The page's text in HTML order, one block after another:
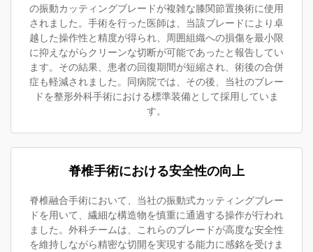
の振動カッティングブレードが複雑な膝関節置換術に使用
されました。手術を行った医師は、当該ブレードにより卓
越した操作性と精度が得られ、周囲組織への損傷を最小限
に抑えながらクリーンな切断が可能であったと報告してい
ます。その結果、患者の回復期間が短縮され、術後の合併
症も軽減されました。同病院では、その後、当社のブレー
ドを整形外科手術における標準装備として採用していま
す。
脊椎手術における安全性の向上
脊椎融合手術において、当社の振動式カッティングブレー
ドを用いて、繊細な構造物を慎重に通過する操作が行われ
ました。外科チームは、これらのブレードが高度な安全性
を維持しながら精密な切開を実現する能力に感銘を受けま